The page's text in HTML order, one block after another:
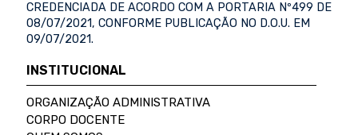
CREDENCIADA DE ACORDO COM A PORTARIA Nº499 DE
08/07/2021, CONFORME PUBLICAÇÃO NO D.O.U. EM
09/07/2021.
INSTITUCIONAL
ORGANIZAÇÃO ADMINISTRATIVA
CORPO DOCENTE